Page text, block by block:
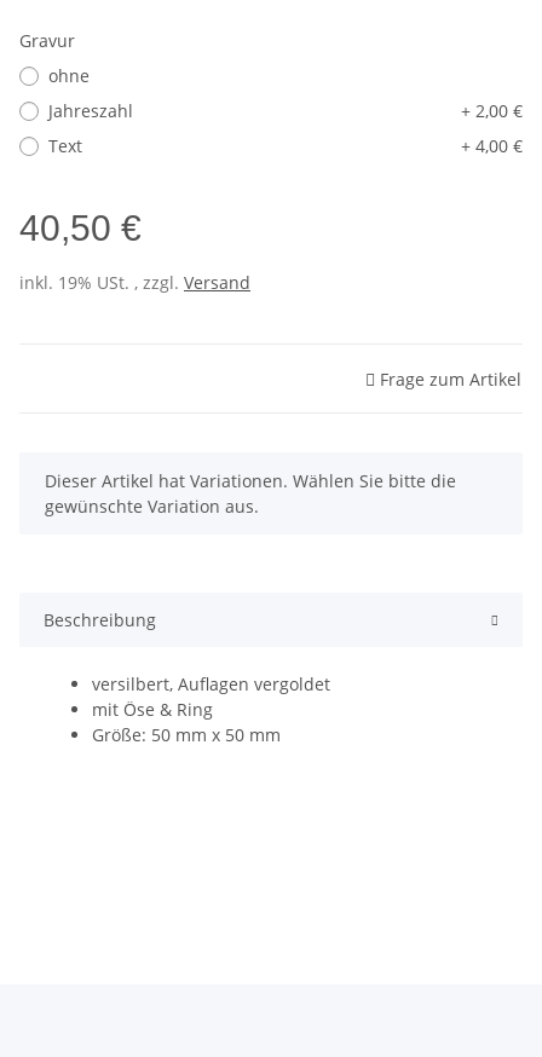
Gravur
ohne
Jahreszahl
+ 2,00 €
Text
+ 4,00 €
40,50 €
inkl. 19% USt. , zzgl. Versand
Frage zum Artikel
x
Dieser Artikel hat Variationen. Wählen Sie bitte die
gewünschte Variation aus.
Beschreibung
versilbert, Auflagen vergoldet
mit Öse & Ring
Größe: 50 mm x 50 mm